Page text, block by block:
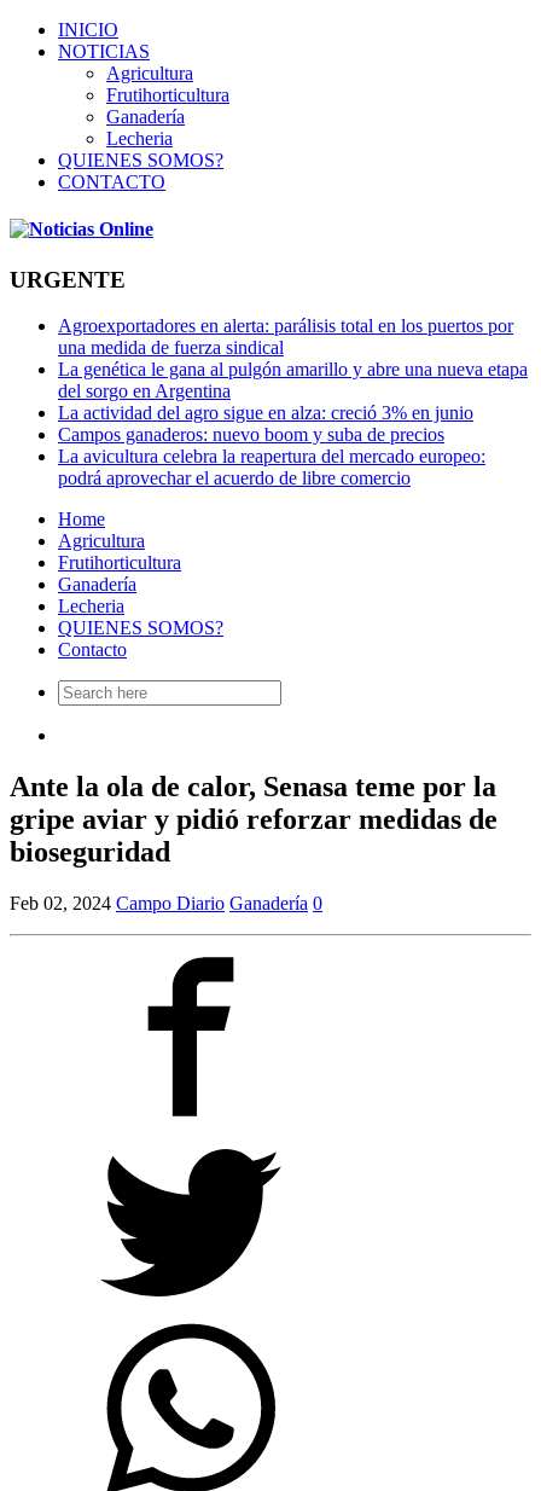
INICIO
NOTICIAS
Agricultura
Frutihorticultura
Ganadería
Lecheria
QUIENES SOMOS?
CONTACTO
URGENTE
Agroexportadores en alerta: parálisis total en los puertos por
una medida de fuerza sindical
La genética le gana al pulgón amarillo y abre una nueva etapa
del sorgo en Argentina
La actividad del agro sigue en alza: creció 3% en junio
Campos ganaderos: nuevo boom y suba de precios
La avicultura celebra la reapertura del mercado europeo:
podrá aprovechar el acuerdo de libre comercio
Home
Agricultura
Frutihorticultura
Ganadería
Lecheria
QUIENES SOMOS?
Contacto
Search
for:
Ante la ola de calor, Senasa teme por la
gripe aviar y pidió reforzar medidas de
bioseguridad
Feb 02, 2024 Campo Diario Ganadería 0